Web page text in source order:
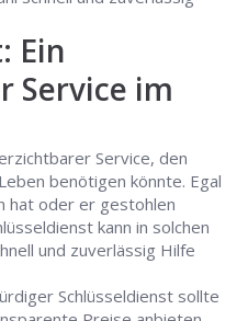
Ein
Service im
Service, den
benötigen könnte. Egal
hat oder er gestohlen
kann in solchen
und zuverlässig Hilfe
Schlüsseldienst sollte